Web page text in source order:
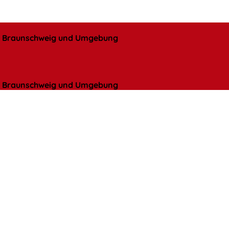
und Umgebung
und Umgebung